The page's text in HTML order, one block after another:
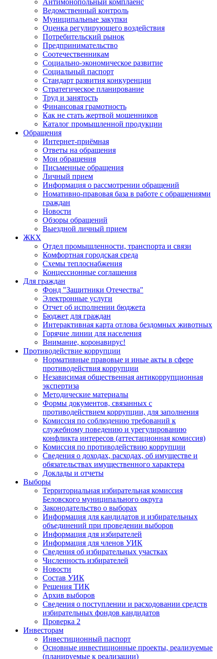
Антимонопольный комплаенс
Ведомственный контроль
Муниципальные закупки
Оценка регулирующего воздействия
Потребительский рынок
Предпринимательство
Соотечественникам
Социально-экономическое развитие
Социальный паспорт
Стандарт развития конкуренции
Стратегическое планирование
Труд и занятость
Финансовая грамотность
Как не стать жертвой мошенников
Каталог промышленной продукции
Обращения
Интернет-приёмная
Ответы на обращения
Мои обращения
Письменные обращения
Личный прием
Информация о рассмотрении обращений
Номативно-правовая база в работе с обращениями
граждан
Новости
Обзоры обращений
Выездной личный прием
ЖКХ
Отдел промышленности, транспорта и связи
Комфортная городская среда
Схемы теплоснабжения
Концессионные соглашения
Для граждан
Фонд "Защитники Отечества"
Электронные услуги
Отчет об исполнении бюджета
Бюджет для граждан
Интерактивная карта отлова бездомных животных
Горячие линии для населения
Внимание, коронавирус!
Противодействие коррупции
Нормативные правовые и иные акты в сфере
противодействия коррупции
Независимая общественная антикоррупционная
экспертиза
Методические материалы
Формы документов, связанных с
противодействием коррупции, для заполнения
Комиссия по соблюдению требований к
служебному поведению и урегулированию
конфликта интересов (аттестационная комиссия)
Комиссия по противодействию коррупции
Сведения о доходах, расходах, об имуществе и
обязательствах имущественного характера
Доклады и отчеты
Выборы
Территориальная избирательная комиссия
Беловского муниципального округа
Законодательство о выборах
Информация для кандидатов и избирательных
объединений при проведении выборов
Информация для избирателей
Информация для членов УИК
Сведения об избирательных участках
Численность избирателей
Новости
Состав УИК
Решения ТИК
Архив выборов
Сведения о поступлении и расходовании средств
избирательных фондов кандидатов
Проверка 2
Инвесторам
Инвестиционный паспорт
Основные инвестиционные проекты, реализуемые
(планируемые к реализации)